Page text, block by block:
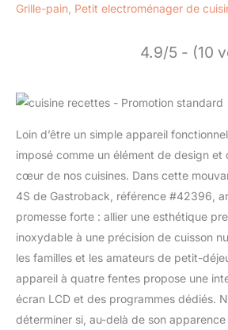
Grille-pain Petit electroménager de
4.9/5 - (10
Loin d’être un simple appareil
imposé comme un élément de design et
cœur de nos cuisines. Dans cette
4S de Gastroback, référence #42396,
promesse forte : allier une esthétique
inoxydable à une précision de cuisson
les familles et les amateurs de petit-
appareil à quatre fentes propose une
écran LCD et des programmes dédiés.
déterminer si, au-delà de son